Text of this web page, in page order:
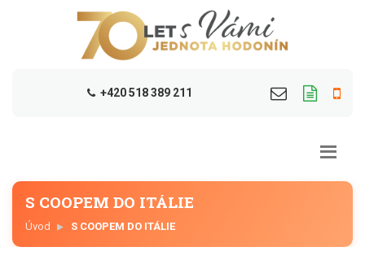
+420 518 389 211
S COOPEM DO ITÁLIE
Úvod S COOPEM DO ITÁLIE